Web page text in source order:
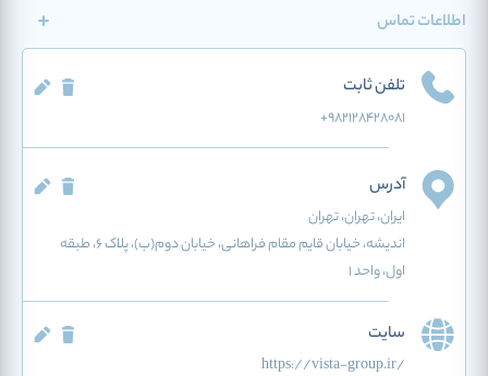
اطلاعات تماس
تلفن ثابت
+982128428081
آدرس
ایران، تهران، تهران
اندیشه، خیابان قایم مقام فراهانی، خیابان دوم(ب)، پلاک 6، طبقه
اول، واحد 1
سایت
https://vista-group.ir/